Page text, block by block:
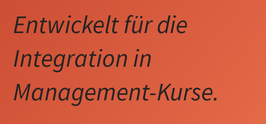
Entwickelt für die
Integration in
Management-Kurse.